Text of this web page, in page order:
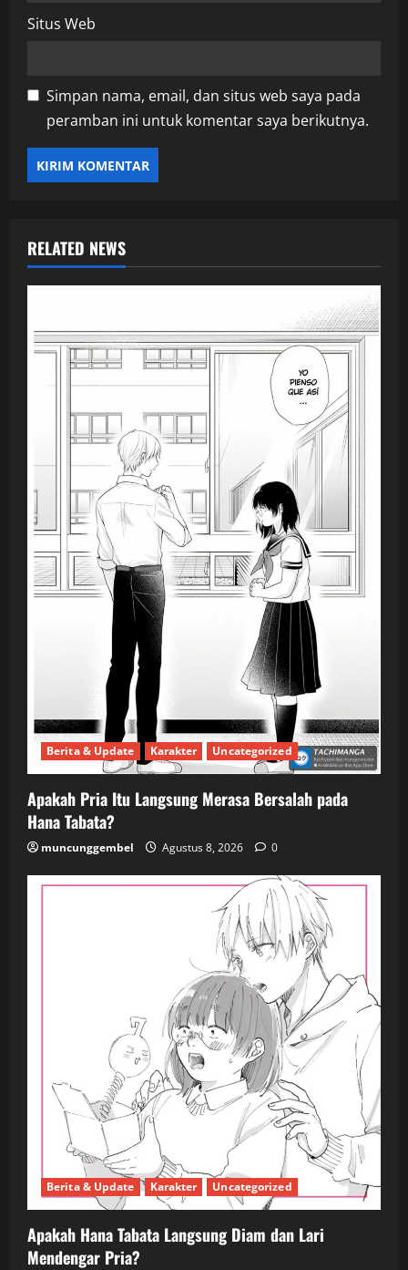
Situs Web
Simpan nama, email, dan situs web saya pada
peramban ini untuk komentar saya berikutnya.
RELATED NEWS
Berita & Update Karakter Uncategorized
Apakah Pria Itu Langsung Merasa Bersalah pada
Hana Tabata?
muncunggembel Agustus 8, 2026 0
Berita & Update Karakter Uncategorized
Apakah Hana Tabata Langsung Diam dan Lari
Mendengar Pria?